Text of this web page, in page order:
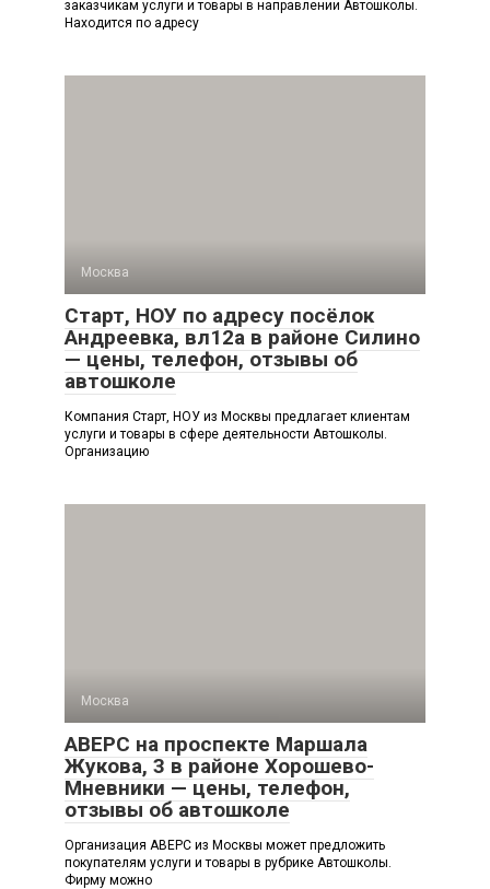
заказчикам услуги и товары в направлении Автошколы.
Находится по адресу
Москва
Старт, НОУ по адресу посёлок
Андреевка, вл12а в районе Силино
— цены, телефон, отзывы об
автошколе
Компания Старт, НОУ из Москвы предлагает клиентам
услуги и товары в сфере деятельности Автошколы.
Организацию
Москва
АВЕРС на проспекте Маршала
Жукова, 3 в районе Хорошево-
Мневники — цены, телефон,
отзывы об автошколе
Организация АВЕРС из Москвы может предложить
покупателям услуги и товары в рубрике Автошколы.
Фирму можно